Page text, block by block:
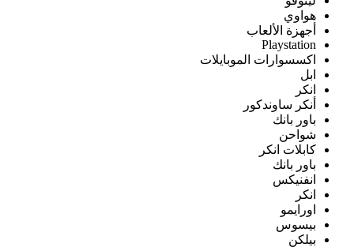
هواوي
أجهزة الألعاب
Playstation
اكسسوارات الموبايلات
ابل
انكر
أنكر ساوندكور
باور بانك
شواحن
كابلات انكر
باور بانك
انفنيكس
انكر
اورايمو
بيسوس
بيلكن